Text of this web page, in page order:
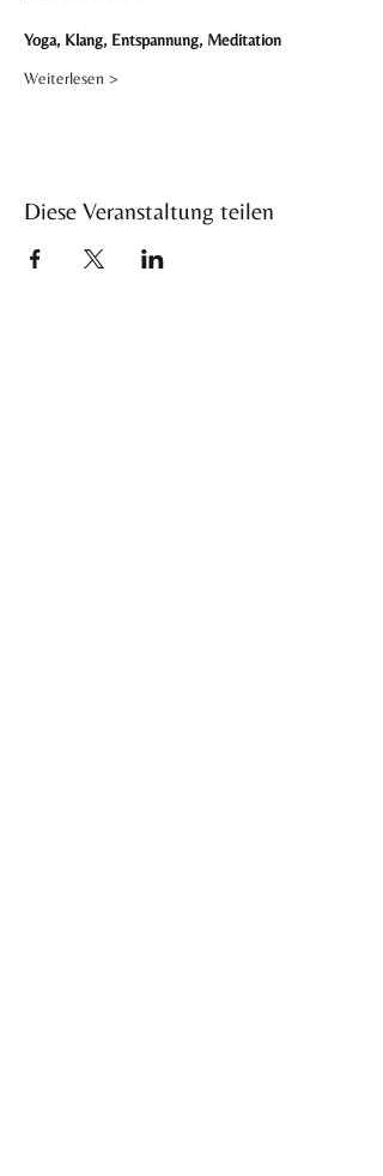
Yoga, Klang, Entspannung, Meditation
Weiterlesen >
Diese Veranstaltung teilen